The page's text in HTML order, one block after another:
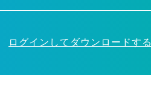
ログインしてダウンロードする